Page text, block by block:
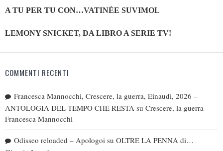
A TU PER TU CON…VATINÈE SUVIMOL
LEMONY SNICKET, DA LIBRO A SERIE TV!
COMMENTI RECENTI
Francesca Mannocchi, Crescere, la guerra, Einaudi, 2026 –
ANTOLOGIA DEL TEMPO CHE RESTA su Crescere, la guerra –
Francesca Mannocchi
Odisseo reloaded – Apologoi su OLTRE LA PENNA di…